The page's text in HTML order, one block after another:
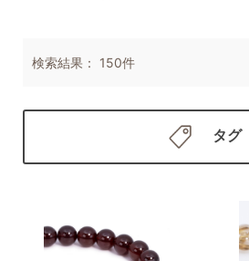
検索結果： 150件
タグ